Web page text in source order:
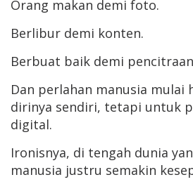
Orang makan demi foto.
Berlibur demi konten.
Berbuat baik demi
Dan perlahan manusia
dirinya sendiri, tetapi untuk
digital.
Ironisnya, di tengah dunia
manusia justru semakin